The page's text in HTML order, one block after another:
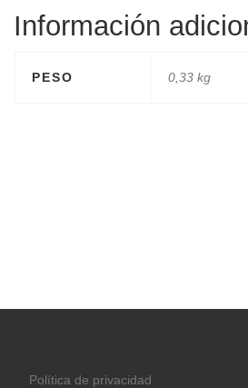
Información
PESO 0,33 kg
Política de privacidad